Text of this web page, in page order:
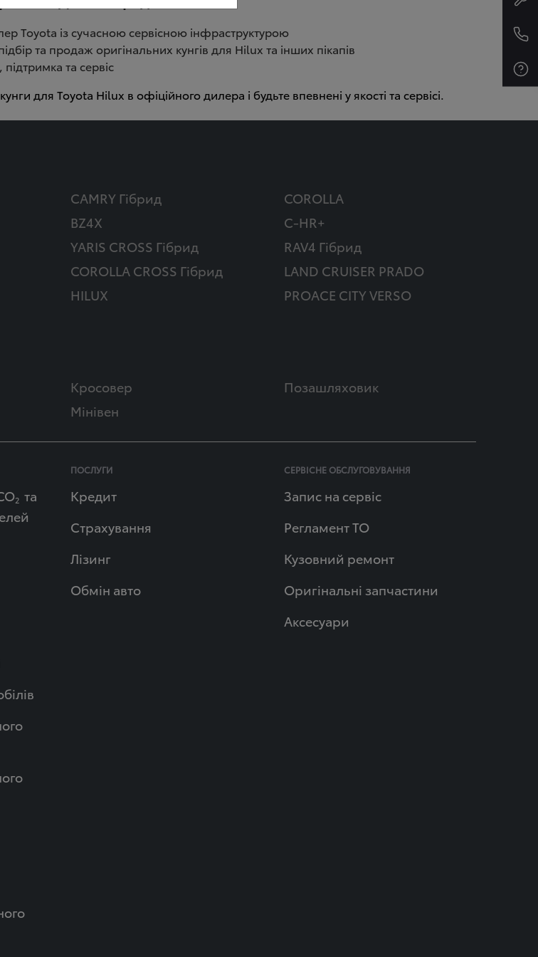
Toyota із сучасною сервісною інфраструктурою
та продаж оригінальних кунгів для Hilux та інших пікапів
підтримка та сервіс
для Toyota Hilux в офіційного дилера і будьте впевнені у якості та сервісі.
CAMRY Гібрид
COROLLA
BZ4X
C-HR+
YARIS CROSS Гібрид
RAV4 Гібрид
COROLLA CROSS Гібрид
LAND CRUISER PRADO
HILUX
PROACE CITY VERSO
Кросовер
Позашляховик
Мінівен
2 та
ПОСЛУГИ
Кредит
Страхування
Лізинг
Обмін авто
СЕРВІСНЕ ОБСЛУГОВУВАННЯ
Запис на сервіс
Регламент ТО
Кузовний ремонт
Оригінальні запчастини
Аксесуари